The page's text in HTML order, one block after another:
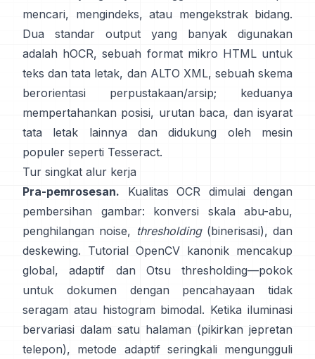
mencari, mengindeks, atau mengekstrak bidang.
Dua standar output yang banyak digunakan
adalah hOCR, sebuah format mikro HTML untuk
teks dan tata letak, dan ALTO XML, sebuah skema
berorientasi perpustakaan/arsip; keduanya
mempertahankan posisi, urutan baca, dan isyarat
tata letak lainnya dan didukung oleh mesin
populer seperti Tesseract.
Tur singkat alur kerja
Pra-pemrosesan. Kualitas OCR dimulai dengan
pembersihan gambar: konversi skala abu-abu,
penghilangan noise, thresholding(binerisasi), dan
deskewing. Tutorial OpenCV kanonik mencakup
global,
adaptif dan Otsu
thresholding—pokok
untuk dokumen dengan pencahayaan tidak
seragam atau histogram bimodal. Ketika iluminasi
bervariasi dalam satu halaman (pikirkan jepretan
telepon), metode adaptif seringkali mengungguli